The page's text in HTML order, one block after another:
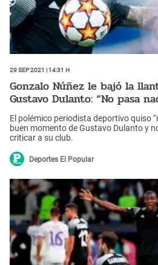
29 Sep 2021 | 14:31 h
Gonzalo Núñez le bajó la
Gustavo Dulanto: “No pasa
El polémico periodista deportivo quiso
buen momento de Gustavo Dulanto y
criticar a su club.
Deportes El Popular